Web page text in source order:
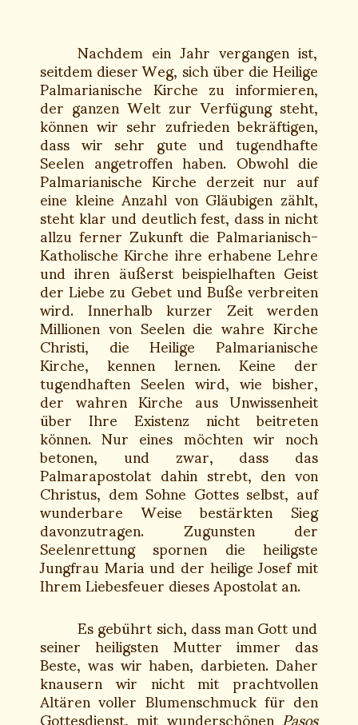
Nachdem ein Jahr vergangen ist,
seitdem dieser Weg, sich über die Heilige
Palmarianische Kirche zu informieren,
der ganzen Welt zur Verfügung steht,
können wir sehr zufrieden bekräftigen,
dass wir sehr gute und tugendhafte
Seelen angetroffen haben. Obwohl die
Palmarianische Kirche derzeit nur auf
eine kleine Anzahl von Gläubigen zählt,
steht klar und deutlich fest, dass in nicht
allzu ferner Zukunft die Palmarianisch-
Katholische Kirche ihre erhabene Lehre
und ihren äußerst beispielhaften Geist
der Liebe zu Gebet und Buße verbreiten
wird. Innerhalb kurzer Zeit werden
Millionen von Seelen die wahre Kirche
Christi, die Heilige Palmarianische
Kirche, kennen lernen. Keine der
tugendhaften Seelen wird, wie bisher,
der wahren Kirche aus Unwissenheit
über Ihre Existenz nicht beitreten
können. Nur eines möchten wir noch
betonen, und zwar, dass das
Palmarapostolat dahin strebt, den von
Christus, dem Sohne Gottes selbst, auf
wunderbare Weise bestärkten Sieg
davonzutragen. Zugunsten der
Seelenrettung spornen die heiligste
Jungfrau Maria und der heilige Josef mit
Ihrem Liebesfeuer dieses Apostolat an.
Es gebührt sich, dass man Gott und
seiner heiligsten Mutter immer das
Beste, was wir haben, darbieten. Daher
knausern wir nicht mit prachtvollen
Altären voller Blumenschmuck für den